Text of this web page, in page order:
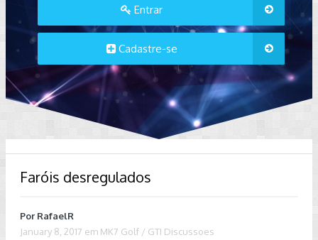
Entrar
Cadastre-se
Faróis desregulados
Por RafaelR
January 8, 2017 em MK7 Golf / GTI Discussoes